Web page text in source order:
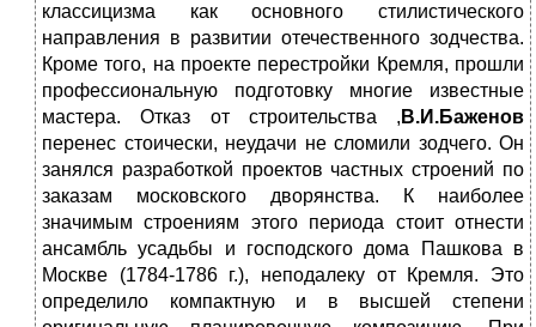
классицизма как основного стилистического
направления в развитии отечественного зодчества.
Кроме того, на проекте перестройки Кремля, прошли
профессиональную подготовку многие известные
мастера. Отказ от строительства , В.И.Баженов
перенес стоически, неудачи не сломили зодчего. Он
занялся разработкой проектов частных строений по
заказам московского дворянства. К наиболее
значимым строениям этого периода стоит отнести
ансамбль усадьбы и господского дома Пашкова в
Москве (1784-1786 г.), неподалеку от Кремля. Это
определило компактную и в высшей степени